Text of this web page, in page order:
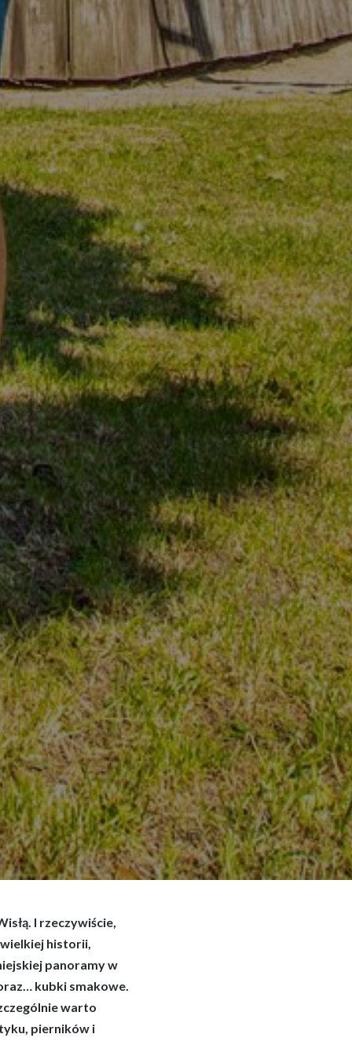
I rzeczywiście,
historii,
panoramy w
kubki smakowe.
warto
pierników i